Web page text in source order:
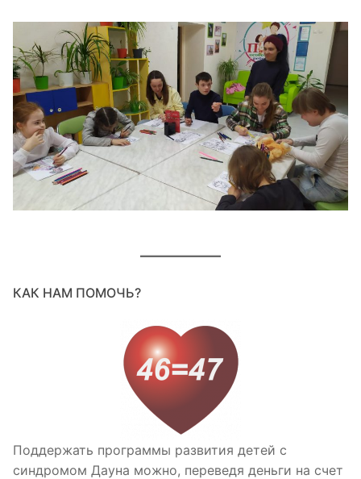
КАК НАМ ПОМОЧЬ?
Поддержать программы развития детей с
синдромом Дауна можно, переведя деньги на счет